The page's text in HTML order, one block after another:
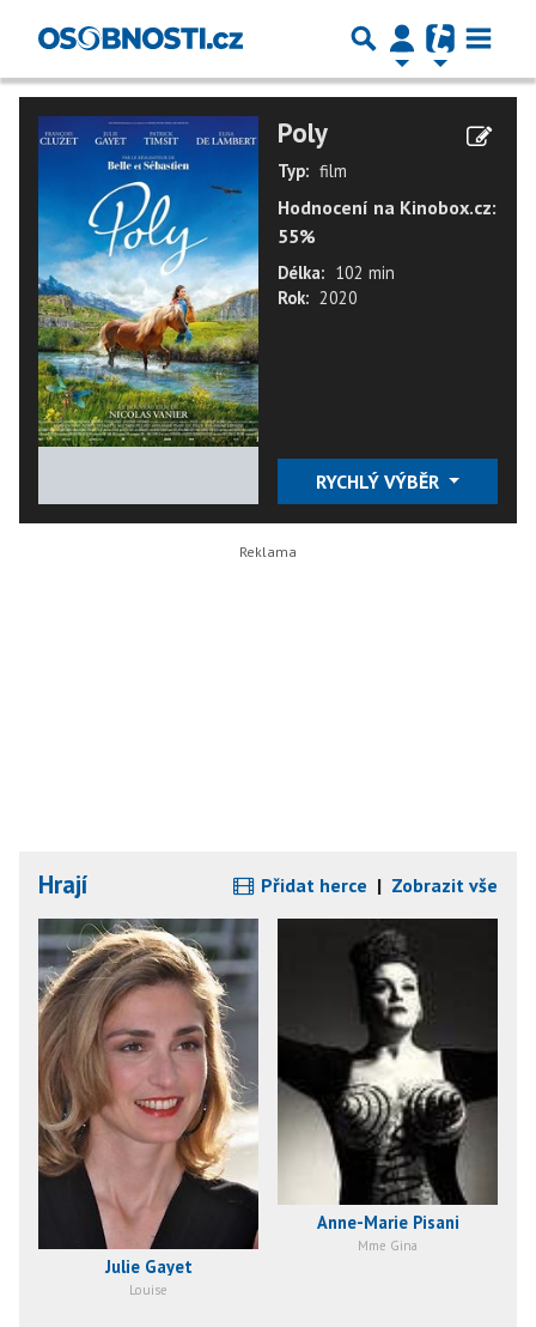
Poly
Typ: film
Hodnocení na Kinobox.cz:
55%
Délka: 102 min
Rok: 2020
RYCHLÝ VÝBĚR
Hrají Přidat herce | Zobrazit vše
Julie Gayet
Louise
Anne-Marie Pisani
Mme Gina